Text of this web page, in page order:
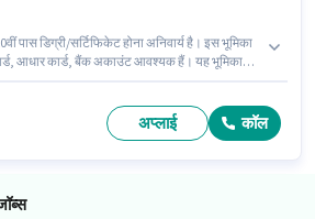
पास डिग्री/सर्टिफिकेट होना अनिवार्य है। इस भूमिका
आधार कार्ड, बैंक अकाउंट आवश्यक हैं। यह भूमिका
के लिए Fixed सैलरी उपलब्ध है।अप्लाई कॉल